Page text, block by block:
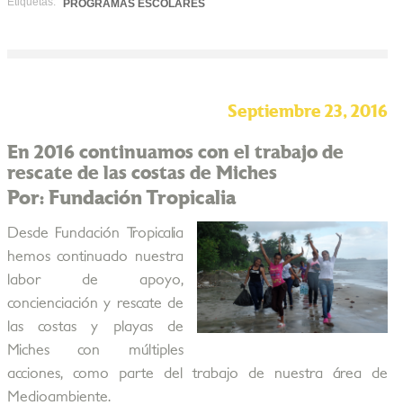
PROGRAMAS ESCOLARES
Septiembre 23, 2016
En 2016 continuamos con el trabajo de
rescate de las costas de Miches
Por: Fundación Tropicalia
Desde Fundación Tropicalia
hemos continuado nuestra
labor de apoyo,
concienciación y rescate de
las costas y playas de
Miches con múltiples
acciones, como parte del trabajo de nuestra área de
Medioambiente.